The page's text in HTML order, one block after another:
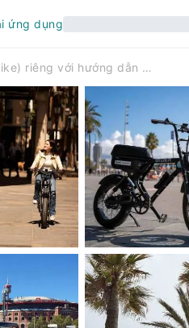
ứng dụng
Barcelona: Tour xe đạp điện địa hình (E-Fatbike) riêng với hướng dẫn viên địa phương | Tây Ban Nha